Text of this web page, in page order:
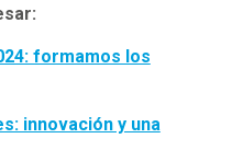
formamos los
innovación y una